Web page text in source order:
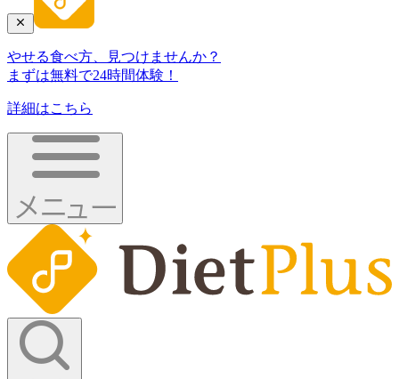
やせる食べ方、見つけませんか？
まずは無料で24時間体験！
詳細はこちら